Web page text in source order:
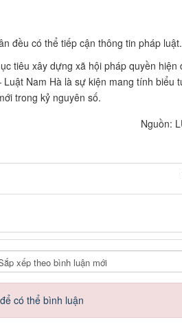
đều có thể tiếp cận thông tin pháp luật.
tiêu xây dựng xã hội pháp quyền hiện
Nam Hà là sự kiện mang tính biểu
trong kỷ nguyên số.
Nguồn:
để có thể bình luận